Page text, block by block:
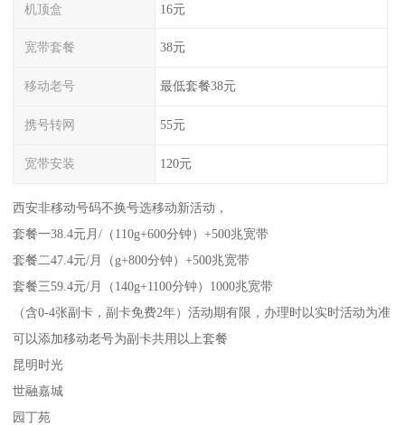
机顶盒 16元
宽带套餐 38元
移动老号 最低套餐38元
携号转网 55元
宽带安装 120元
西安非移动号码不换号选移动新活动，
套餐一38.4元月/（110g+600分钟）+500兆宽带
套餐二47.4元/月（g+800分钟）+500兆宽带
套餐三59.4元/月（140g+1100分钟）1000兆宽带
（含0-4张副卡，副卡免费2年）活动期有限，办理时以实时活动为准
可以添加移动老号为副卡共用以上套餐
昆明时光
世融嘉城
园丁苑